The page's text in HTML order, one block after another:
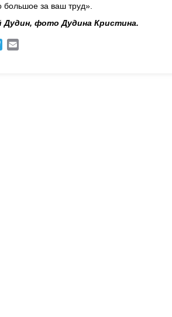
за ваш труд».
Дудин, фото Дудина Кристина.
Telegram